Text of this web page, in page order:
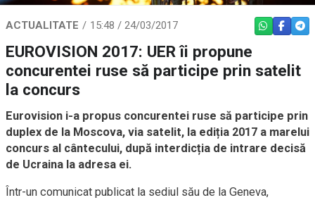
ACTUALITATE 15:48 / 24/03/2017 WHATSAPP
EUROVISION 2017: UER îi propune
concurentei ruse să participe prin satelit
la concurs
Eurovision i-a propus concurentei ruse să participe prin
duplex de la Moscova, via satelit, la ediția 2017 a marelui
concurs al cântecului, după interdicția de intrare decisă
de Ucraina la adresa ei.
Într-un comunicat publicat la sediul său de la Geneva,